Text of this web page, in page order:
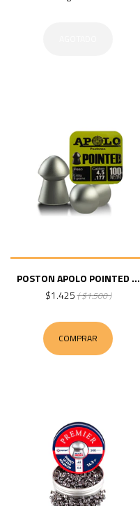
POSTON APOLO POINTED ...
$1.425( $1.500 )
COMPRAR